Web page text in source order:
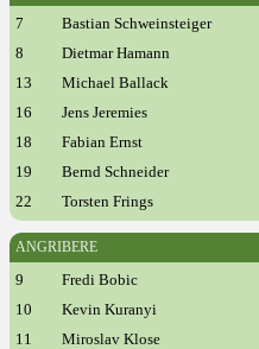
7 Bastian Schweinsteiger
8
Dietmar Hamann
13
Michael Ballack
16
Jens Jeremies
18
Fabian Ernst
19
Bernd Schneider
22
Torsten Frings
ANGRIBERE
9 Fredi Bobic
10
Kevin Kuranyi
11
Miroslav Klose